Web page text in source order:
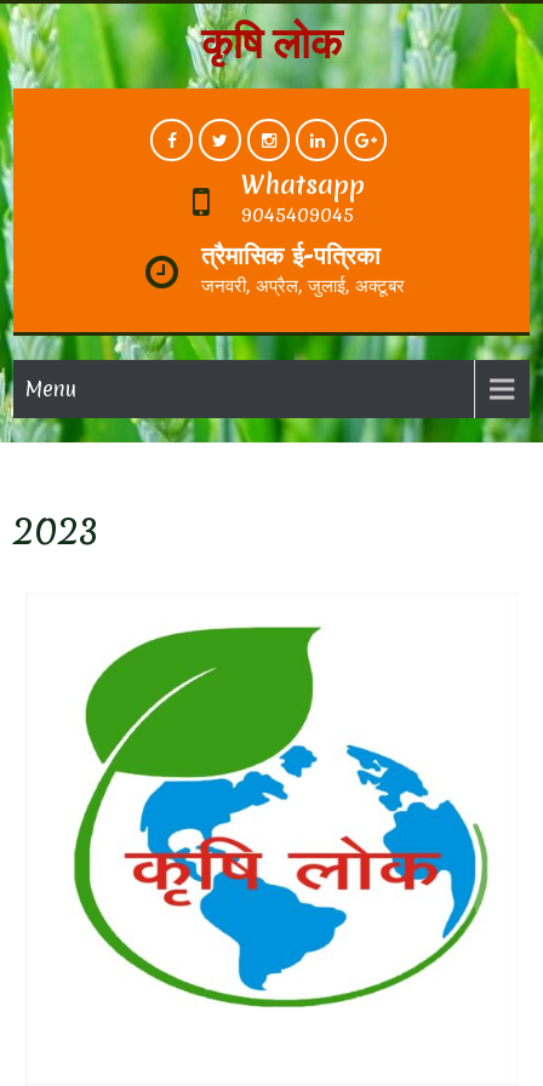
कृषि लोक
Whatsapp
9045409045
त्रैमासिक ई-पत्रिका
जनवरी, अप्रैल, जुलाई, अक्टूबर
Menu
2023